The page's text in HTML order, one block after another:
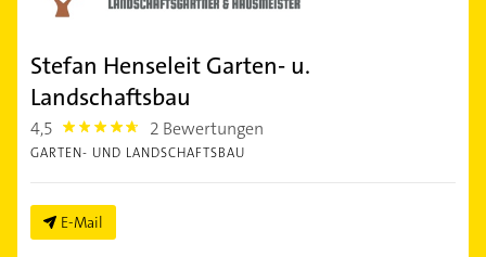
Stefan Henseleit Garten- u.
Landschaftsbau
4,5 4.5 2 Bewertungen
GARTEN- UND LANDSCHAFTSBAU
E-Mail